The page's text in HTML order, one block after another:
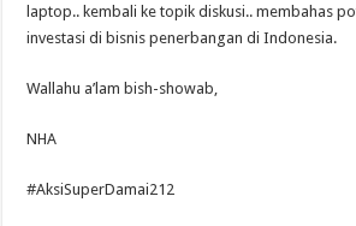
laptop.. kembali ke topik diskusi.. membahas
investasi di bisnis penerbangan di Indonesia.
Wallahu a’lam bish-showab,
NHA
#AksiSuperDamai212